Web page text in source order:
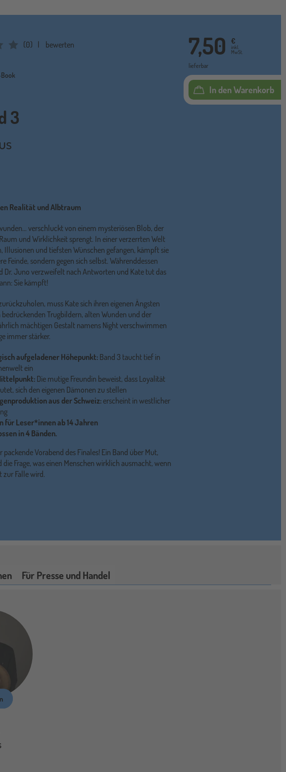
(0) bewerten
3
Realität und Albtraum
verschluckt von einem mysteriösen Blob, der
und Wirklichkeit sprengt. In einer verzerrten Welt
Illusionen und tiefsten Wünschen gefangen, kämpft sie
Feinde, sondern gegen sich selbst. Währenddessen
Dr. Juno verzweifelt nach Antworten und Kate tut das
Sie kämpft!
muss Kate sich ihren eigenen Ängsten
bedrückenden Trugbildern, alten Wunden und der
mächtigen Gestalt namens Night verschwimmen
immer stärker.
aufgeladener Höhepunkt: Band 3 taucht tief in
ein
Die mutige Freundin beweist, dass Loyalität
sich den eigenen Dämonen zu stellen
aus der Schweiz: erscheint in westlicher
für Leser*innen ab 14 Jahren
in 4 Bänden.
packende Vorabend des Finales! Ein Band über Mut,
die Frage, was einen Menschen wirklich ausmacht, wenn
zur Falle wird.
7,50 €
inkl.
MwSt.
lieferbar
In den Warenkorb
Für Presse und Handel